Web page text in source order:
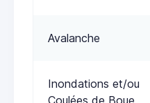
Avalanche
Inondations et/ou
Coulées de Boue